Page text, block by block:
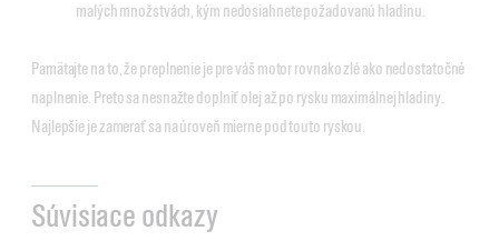
malých množstvách, kým nedosiahnete požadovanú hladinu.
Pamätajte na to, že preplnenie je pre váš motor rovnako zlé ako nedostatočné
naplnenie. Preto sa nesnažte doplniť olej až po rysku maximálnej hladiny.
Najlepšie je zamerať sa na úroveň mierne pod touto ryskou.
Súvisiace odkazy